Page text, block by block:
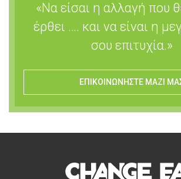
«Να είσαι η αλλαγή που
έρθει …. και να είναι η
σου επιτυχία.»
ΕΠΙΚΟΙΝΩΝΗΣΤΕ ΜΑΖΙ